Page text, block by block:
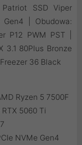
SSD Viper
| Obudowa:
P12 PWM PST |
3.1 80Plus Bronze
36 Black
Ryzen 5 7500F
5060 Ti
NVMe Gen4